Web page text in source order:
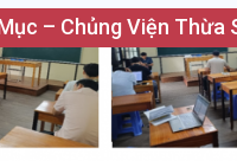
– Chủng Viện Thừa